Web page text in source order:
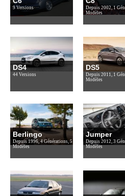
9 Versions
Depuis 2002, 1
Modèles
DS4
44 Versions
DS5
Depuis 2011, 1
Modèles
Berlingo
Depuis 1996, 4 Générations, 5
Modèles
Jumper
Depuis 2012, 3
Modèles